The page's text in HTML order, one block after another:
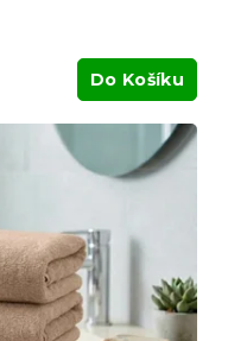
Do Košíku